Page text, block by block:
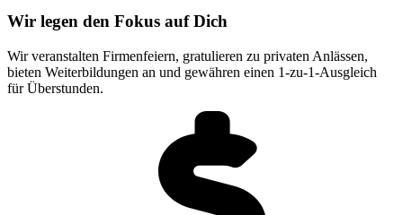
Wir legen den Fokus auf Dich
Wir veranstalten Firmenfeiern, gratulieren zu privaten Anlässen,
bieten Weiterbildungen an und gewähren einen 1-zu-1-Ausgleich
für Überstunden.